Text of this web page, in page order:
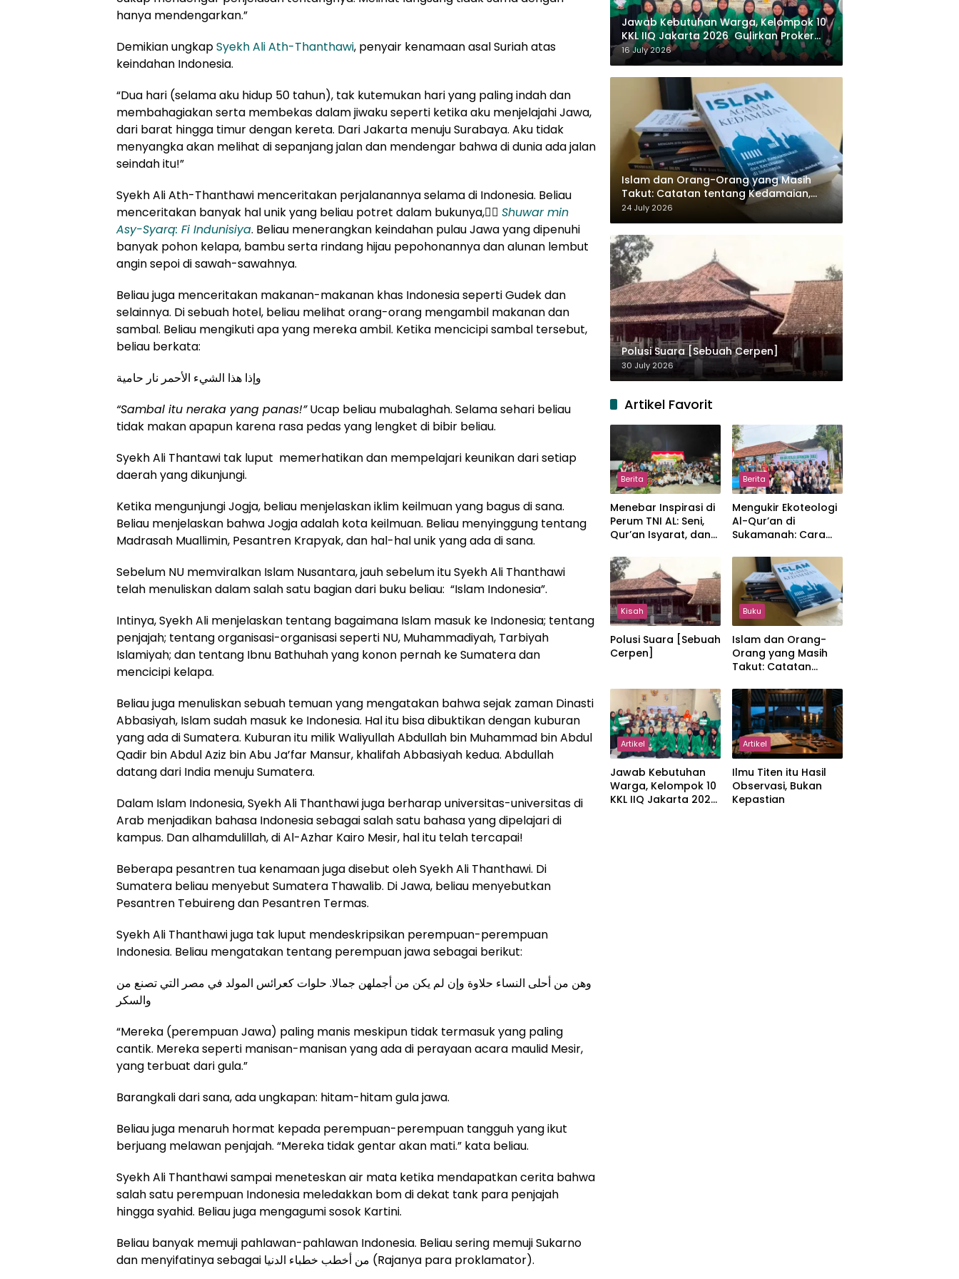
hanya mendengarkan.”
Demikian ungkapSyekh Ali Ath-Thanthawi, penyair kenamaan asal Suriah atas
keindahan Indonesia.
“Dua hari (selama aku hidup 50 tahun), tak kutemukan hari yang paling indah dan
membahagiakan serta membekas dalam jiwaku seperti ketika aku menjelajahi Jawa,
dari barat hingga timur dengan kereta. Dari Jakarta menuju Surabaya. Aku tidak
menyangka akan melihat di sepanjang jalan dan mendengar bahwa di dunia ada jalan
seindah itu!”
Syekh Ali Ath-Thanthawi menceritakan perjalanannya selama di Indonesia. Beliau
menceritakan banyak hal unik yang beliau potret dalam bukunya, ٍٍ Shuwar min
Asy-Syarq: Fi Indunisiya. Beliau menerangkan keindahan pulau Jawa yang dipenuhi
banyak pohon kelapa, bambu serta rindang hijau pepohonannya dan alunan lembut
angin sepoi di sawah-sawahnya.
Beliau juga menceritakan makanan-makanan khas Indonesia seperti Gudek dan
selainnya. Di sebuah hotel, beliau melihat orang-orang mengambil makanan dan
sambal. Beliau mengikuti apa yang mereka ambil. Ketika mencicipi sambal tersebut,
beliau berkata:
وإذا هذا الشيء الأحمر نار حامية
“Sambal itu neraka yang panas!”Ucap beliau mubalaghah. Selama sehari beliau
tidak makan apapun karena rasa pedas yang lengket di bibir beliau.
Syekh Ali Thantawi tak luput memerhatikan dan mempelajari keunikan dari setiap
daerah yang dikunjungi.
Ketika mengunjungi Jogja, beliau menjelaskan iklim keilmuan yang bagus di sana.
Beliau menjelaskan bahwa Jogja adalah kota keilmuan. Beliau menyinggung tentang
Madrasah Muallimin, Pesantren Krapyak, dan hal-hal unik yang ada di sana.
Sebelum NU memviralkan Islam Nusantara, jauh sebelum itu Syekh Ali Thanthawi
telah menuliskan dalam salah satu bagian dari buku beliau: “Islam Indonesia”.
Intinya, Syekh Ali menjelaskan tentang bagaimana Islam masuk ke Indonesia; tentang
penjajah; tentang organisasi-organisasi seperti NU, Muhammadiyah, Tarbiyah
Islamiyah; dan tentang Ibnu Bathuhah yang konon pernah ke Sumatera dan
mencicipi kelapa.
Beliau juga menuliskan sebuah temuan yang mengatakan bahwa sejak zaman Dinasti
Abbasiyah, Islam sudah masuk ke Indonesia. Hal itu bisa dibuktikan dengan kuburan
yang ada di Sumatera. Kuburan itu milik Waliyullah Abdullah bin Muhammad bin Abdul
Qadir bin Abdul Aziz bin Abu Ja’far Mansur, khalifah Abbasiyah kedua. Abdullah
datang dari India menuju Sumatera.
Dalam Islam Indonesia, Syekh Ali Thanthawi juga berharap universitas-universitas di
Arab menjadikan bahasa Indonesia sebagai salah satu bahasa yang dipelajari di
kampus. Dan alhamdulillah, di Al-Azhar Kairo Mesir, hal itu telah tercapai!
Beberapa pesantren tua kenamaan juga disebut oleh Syekh Ali Thanthawi. Di
Sumatera beliau menyebut Sumatera Thawalib. Di Jawa, beliau menyebutkan
Pesantren Tebuireng dan Pesantren Termas.
Syekh Ali Thanthawi juga tak luput mendeskripsikan perempuan-perempuan
Indonesia. Beliau mengatakan tentang perempuan jawa sebagai berikut:
وهن من أحلى النساء حلاوة وإن لم يكن من أجملهن جمالا. حلوات كعرائس المولد في مصر التي تصنع من
والسكر
“Mereka (perempuan Jawa) paling manis meskipun tidak termasuk yang paling
cantik. Mereka seperti manisan-manisan yang ada di perayaan acara maulid Mesir,
yang terbuat dari gula.”
Barangkali dari sana, ada ungkapan: hitam-hitam gula jawa.
Beliau juga menaruh hormat kepada perempuan-perempuan tangguh yang ikut
berjuang melawan penjajah. “Mereka tidak gentar akan mati.” kata beliau.
Syekh Ali Thanthawi sampai meneteskan air mata ketika mendapatkan cerita bahwa
salah satu perempuan Indonesia meledakkan bom di dekat tank para penjajah
hingga syahid. Beliau juga mengagumi sosok Kartini.
Beliau banyak memuji pahlawan-pahlawan Indonesia. Beliau sering memuji Sukarno
dan menyifatinya sebagai من أخطب خطباء الدنيا (Rajanya para proklamator).
Jawab Kebutuhan Warga, Kelompok 10
KKL IIQ Jakarta 2026 Gulirkan Proker
Wakaf Al-Qur’an di Sukamanah
16 July 2026
Islam dan Orang-Orang yang Masih
Takut: Catatan tentang Kedamaian,
Kemajemukan, dan Negara dalam
Pemikiran Masykuri Abdillah
24 July 2026
Polusi Suara [Sebuah Cerpen]
30 July 2026
Artikel Favorit
Berita
Menebar Inspirasi di
Perum TNI AL: Seni,
Qur’an Isyarat, dan
Hangat
Berita
Mengukir Ekoteologi
Al-Qur’an di
Sukamanah: Cara
Jakarta Menjaga
Bumi Jonggol
Kisah
Polusi Suara [Sebuah
Cerpen]
Buku
Islam dan Orang-
Orang yang Masih
Takut: Catatan
Kemajemukan, dan
Negara dalam
Pemikiran Masykuri
Abdillah
Artikel
Jawab Kebutuhan
Warga, Kelompok 10
KKL IIQ Jakarta 2026
Artikel
Ilmu Titen itu Hasil
Observasi, Bukan
Kepastian